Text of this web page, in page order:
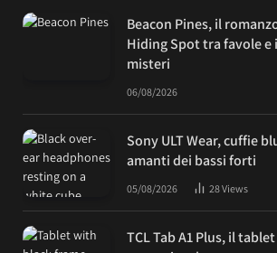
Beacon Pines, il
Hiding Spot tra favole
misteri
06/08/2026
Sony ULT Wear, cuffie
amanti dei bassi forti
05/08/2026 28Views
TCL Tab A1 Plus, il